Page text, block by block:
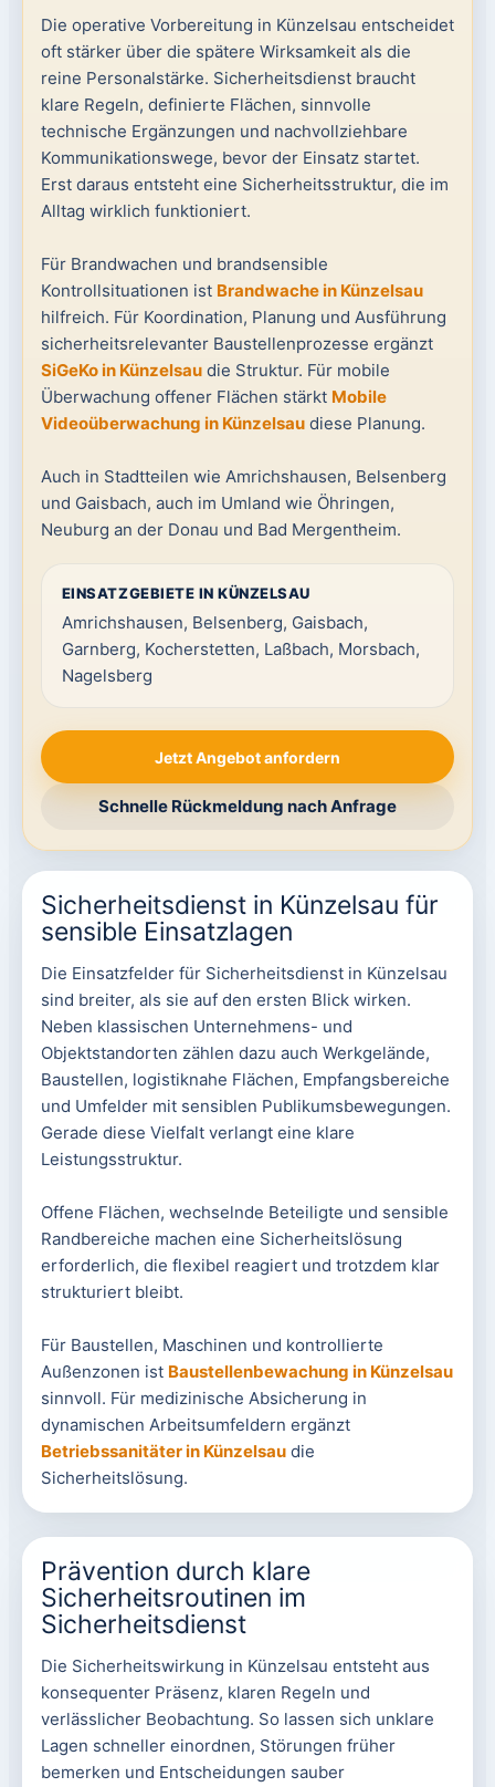
Die operative Vorbereitung in Künzelsau entscheidet
oft stärker über die spätere Wirksamkeit als die
reine Personalstärke. Sicherheitsdienst braucht
klare Regeln, definierte Flächen, sinnvolle
technische Ergänzungen und nachvollziehbare
Kommunikationswege, bevor der Einsatz startet.
Erst daraus entsteht eine Sicherheitsstruktur, die im
Alltag wirklich funktioniert.
Für Brandwachen und brandsensible
Kontrollsituationen ist Brandwache in Künzelsau
hilfreich. Für Koordination, Planung und Ausführung
sicherheitsrelevanter Baustellenprozesse ergänzt
SiGeKo in Künzelsaudie Struktur. Für mobile
Überwachung offener Flächen stärkt Mobile
Videoüberwachung in Künzelsaudiese Planung.
Auch in Stadtteilen wie Amrichshausen, Belsenberg
und Gaisbach, auch im Umland wie Öhringen,
Neuburg an der Donau und Bad Mergentheim.
EINSATZGEBIETE IN KÜNZELSAU
Amrichshausen, Belsenberg, Gaisbach,
Garnberg, Kocherstetten, Laßbach, Morsbach,
Nagelsberg
Jetzt Angebot anfordern
Schnelle Rückmeldung nach Anfrage
Sicherheitsdienst in Künzelsau für
sensible Einsatzlagen
Die Einsatzfelder für Sicherheitsdienst in Künzelsau
sind breiter, als sie auf den ersten Blick wirken.
Neben klassischen Unternehmens- und
Objektstandorten zählen dazu auch Werkgelände,
Baustellen, logistiknahe Flächen, Empfangsbereiche
und Umfelder mit sensiblen Publikumsbewegungen.
Gerade diese Vielfalt verlangt eine klare
Leistungsstruktur.
Offene Flächen, wechselnde Beteiligte und sensible
Randbereiche machen eine Sicherheitslösung
erforderlich, die flexibel reagiert und trotzdem klar
strukturiert bleibt.
Für Baustellen, Maschinen und kontrollierte
Außenzonen ist Baustellenbewachung in Künzelsau
sinnvoll. Für medizinische Absicherung in
dynamischen Arbeitsumfeldern ergänzt
Betriebssanitäter in Künzelsaudie
Sicherheitslösung.
Prävention durch klare
Sicherheitsroutinen im
Sicherheitsdienst
Die Sicherheitswirkung in Künzelsau entsteht aus
konsequenter Präsenz, klaren Regeln und
verlässlicher Beobachtung. So lassen sich unklare
Lagen schneller einordnen, Störungen früher
bemerken und Entscheidungen sauber